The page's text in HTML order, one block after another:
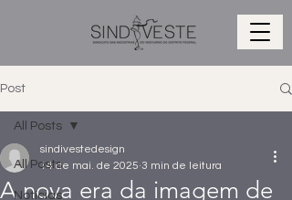
Post
All Posts
Notícias
All Posts
A nova era da imagem de
sindivestedesign
14 de mai. de 2025 3 min de leitura